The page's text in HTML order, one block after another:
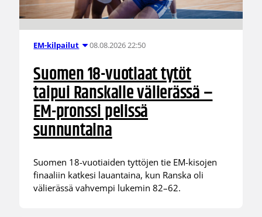
EM-kilpailut 08.08.2026 22:50
Suomen 18-vuotiaat tytöt
taipui Ranskalle välierässä –
EM-pronssi pelissä
sunnuntaina
Suomen 18-vuotiaiden tyttöjen tie EM-kisojen
finaaliin katkesi lauantaina, kun Ranska oli
välierässä vahvempi lukemin 82–62.